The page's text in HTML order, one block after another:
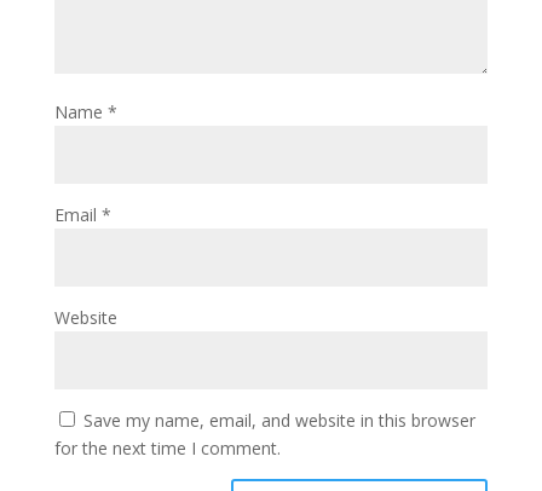
Name *
Email *
Website
Save my name, email, and website in this browser
for the next time I comment.